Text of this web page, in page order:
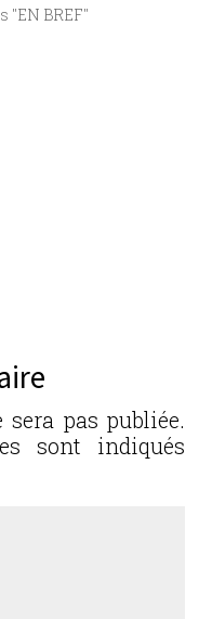
"EN BREF"
pas publiée.
sont indiqués